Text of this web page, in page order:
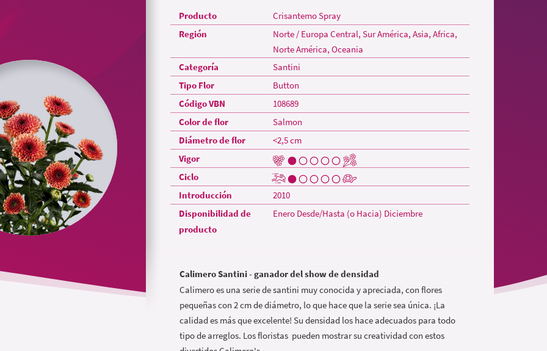
Producto Crisantemo Spray
Región
Norte / Europa Central, Sur América, Asia, Africa,
Norte América, Oceania
Categoría Santini
Tipo Flor Button
Código VBN 108689
Color de flor Salmon
Diámetro de flor <2,5 cm
Vigor
Ciclo
Introducción
2010
Disponibilidad de
producto
Enero Desde/Hasta (o Hacia) Diciembre
Calimero Santini - ganador del show de densidad
Calimero es una serie de santini muy conocida y apreciada, con flores
pequeñas con 2 cm de diámetro, lo que hace que la serie sea única. ¡La
calidad es más que excelente! Su densidad los hace adecuados para todo
tipo de arreglos. Los floristas pueden mostrar su creatividad con estos